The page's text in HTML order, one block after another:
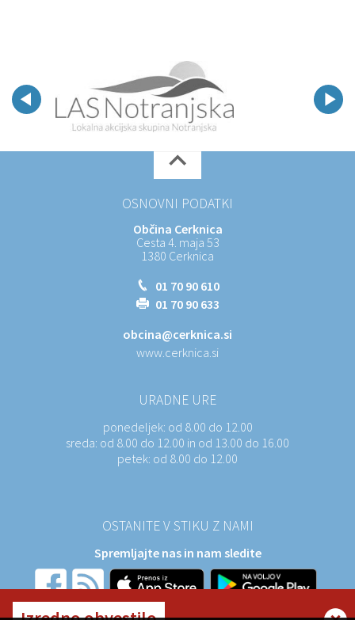
OSNOVNI PODATKI
Občina Cerknica
Cesta 4. maja 53
1380 Cerknica
01 70 90 610
01 70 90 633
obcina@cerknica.si
www.cerknica.si
URADNE URE
ponedeljek: od 8.00 do 12.00
sreda: od 8.00 do 12.00 in od 13.00 do 16.00
petek: od 8.00 do 12.00
OSTANITE V STIKU Z NAMI
Spremljajte nas in nam sledite